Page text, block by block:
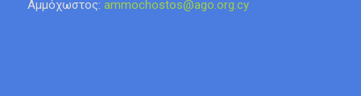
Αμμόχωστος: ammochostos@ago.org.cy